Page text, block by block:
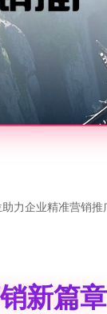
力企业精准营销推
新篇章